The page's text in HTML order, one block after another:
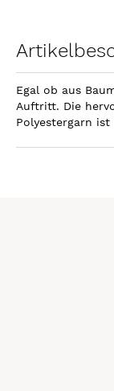
Egal ob aus
Auftritt. Die
Polyestergarn